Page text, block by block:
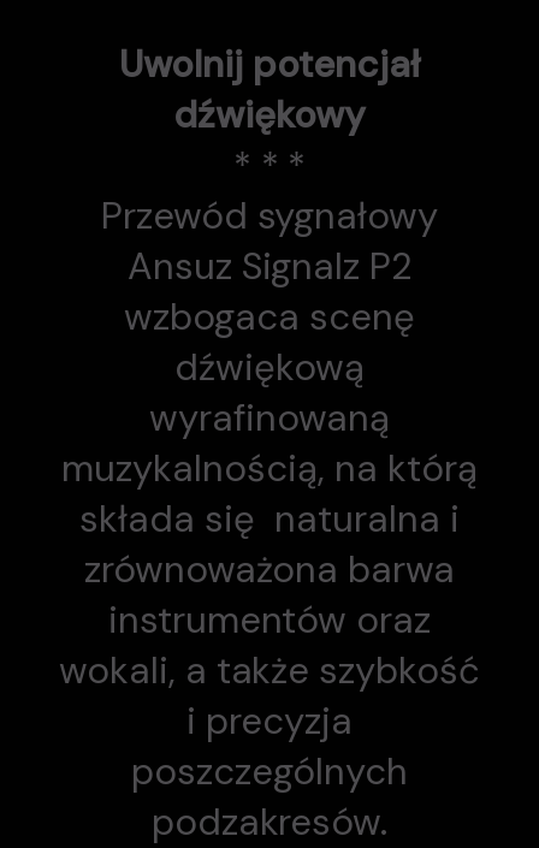
Uwolnij potencjał
dźwiękowy
* * *
Przewód sygnałowy
Ansuz Signalz P2
wzbogaca scenę
dźwiękową
wyrafinowaną
muzykalnością, na którą
składa się naturalna i
zrównoważona barwa
instrumentów oraz
wokali, a także szybkość
i precyzja
poszczególnych
podzakresów.